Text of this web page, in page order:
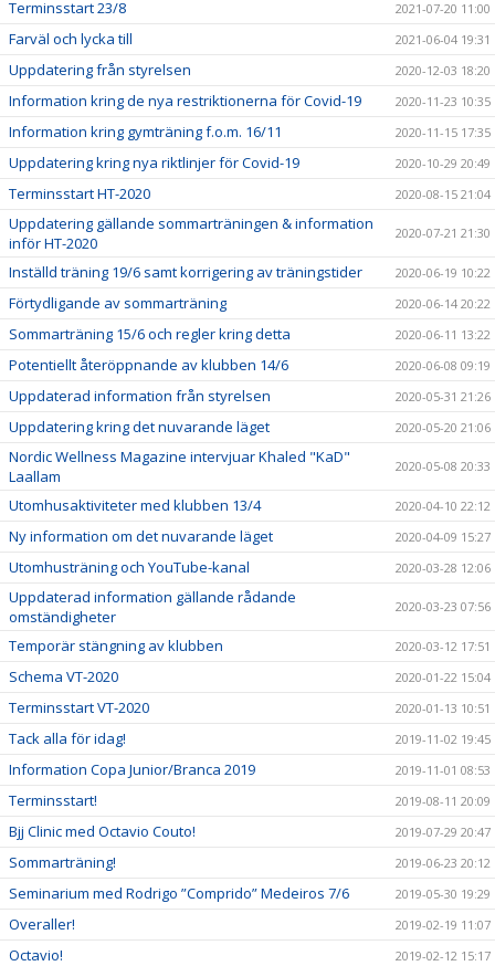
Terminsstart 23/8 2021-07-20 11:00
Farväl och lycka till 2021-06-04 19:31
Uppdatering från styrelsen 2020-12-03 18:20
Information kring de nya restriktionerna för Covid-19 2020-11-23 10:35
Information kring gymträning f.o.m. 16/11 2020-11-15 17:35
Uppdatering kring nya riktlinjer för Covid-19 2020-10-29 20:49
Terminsstart HT-2020 2020-08-15 21:04
Uppdatering gällande sommarträningen & information
inför HT-2020
2020-07-21 21:30
Inställd träning 19/6 samt korrigering av träningstider 2020-06-19 10:22
Förtydligande av sommarträning 2020-06-14 20:22
Sommarträning 15/6 och regler kring detta 2020-06-11 13:22
Potentiellt återöppnande av klubben 14/6 2020-06-08 09:19
Uppdaterad information från styrelsen 2020-05-31 21:26
Uppdatering kring det nuvarande läget 2020-05-20 21:06
Nordic Wellness Magazine intervjuar Khaled "KaD"
Laallam
2020-05-08 20:33
Utomhusaktiviteter med klubben 13/4 2020-04-10 22:12
Ny information om det nuvarande läget 2020-04-09 15:27
Utomhusträning och YouTube-kanal 2020-03-28 12:06
Uppdaterad information gällande rådande
omständigheter
2020-03-23 07:56
Temporär stängning av klubben 2020-03-12 17:51
Schema VT-2020 2020-01-22 15:04
Terminsstart VT-2020 2020-01-13 10:51
Tack alla för idag! 2019-11-02 19:45
Information Copa Junior/Branca 2019 2019-11-01 08:53
Terminsstart! 2019-08-11 20:09
Bjj Clinic med Octavio Couto! 2019-07-29 20:47
Sommarträning! 2019-06-23 20:12
Seminarium med Rodrigo ”Comprido” Medeiros 7/6 2019-05-30 19:29
Overaller! 2019-02-19 11:07
Octavio! 2019-02-12 15:17